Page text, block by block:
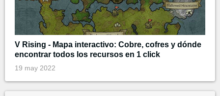
V Rising - Mapa interactivo: Cobre, cofres y dónde
encontrar todos los recursos en 1 click
19 may 2022